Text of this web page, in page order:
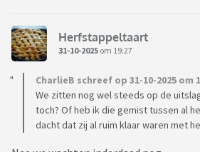
Herfstappeltaart
31-10-2025 om 19:27
CharlieB schreef op 31-10-2025 om
We zitten nog wel steeds op de
toch? Of heb ik die gemist tussen al
dacht dat zij al ruim klaar waren met